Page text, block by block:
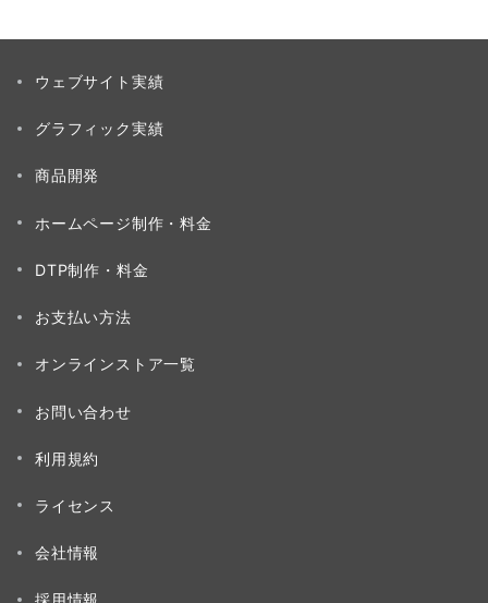
ウェブサイト実績
グラフィック実績
商品開発
ホームページ制作・料金
DTP制作・料金
お支払い方法
オンラインストア一覧
お問い合わせ
利用規約
ライセンス
会社情報